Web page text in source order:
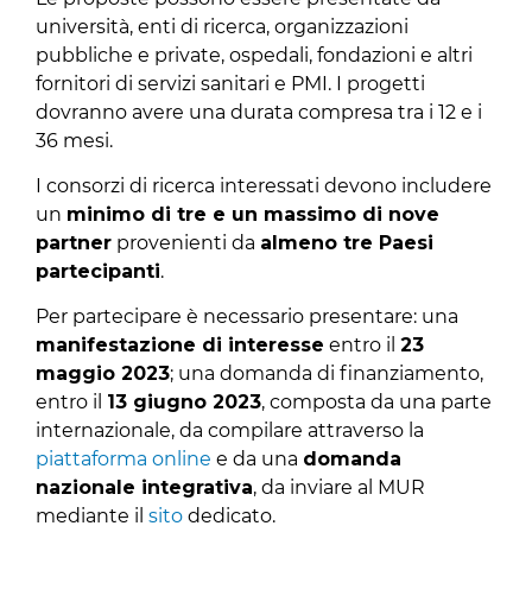
università, enti di ricerca, organizzazioni
pubbliche e private, ospedali, fondazioni e altri
fornitori di servizi sanitari e PMI. I progetti
dovranno avere una durata compresa tra i 12 e i
36 mesi.
I consorzi di ricerca interessati devono includere
un minimo di tre e un massimo di nove
partner provenienti da almeno tre Paesi
partecipanti.
Per partecipare è necessario presentare: una
manifestazione di interesse entro il 23
maggio 2023; una domanda di finanziamento,
entro il 13 giugno 2023, composta da una parte
internazionale, da compilare attraverso la
piattaforma online e da una domanda
nazionale integrativa, da inviare al MUR
mediante il sito dedicato.